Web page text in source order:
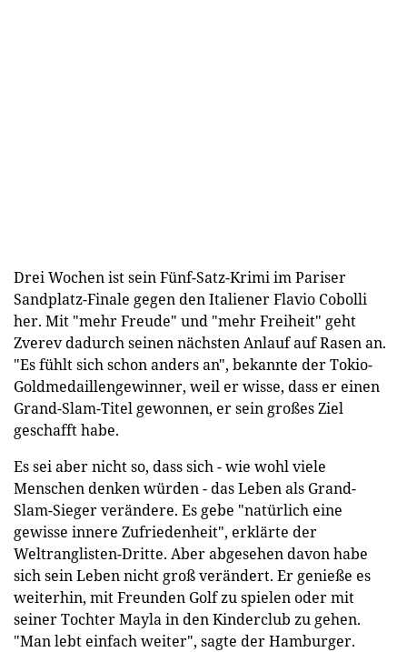
Drei Wochen ist sein Fünf-Satz-Krimi im Pariser
Sandplatz-Finale gegen den Italiener Flavio Cobolli
her. Mit "mehr Freude" und "mehr Freiheit" geht
Zverev dadurch seinen nächsten Anlauf auf Rasen an.
"Es fühlt sich schon anders an", bekannte der Tokio-
Goldmedaillengewinner, weil er wisse, dass er einen
Grand-Slam-Titel gewonnen, er sein großes Ziel
geschafft habe.
Es sei aber nicht so, dass sich - wie wohl viele
Menschen denken würden - das Leben als Grand-
Slam-Sieger verändere. Es gebe "natürlich eine
gewisse innere Zufriedenheit", erklärte der
Weltranglisten-Dritte. Aber abgesehen davon habe
sich sein Leben nicht groß verändert. Er genieße es
weiterhin, mit Freunden Golf zu spielen oder mit
seiner Tochter Mayla in den Kinderclub zu gehen.
"Man lebt einfach weiter", sagte der Hamburger.